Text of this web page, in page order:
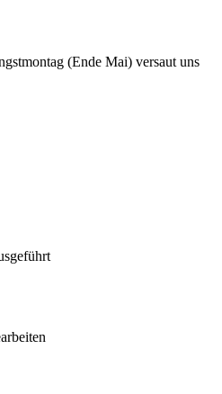
(Ende Mai) versaut uns